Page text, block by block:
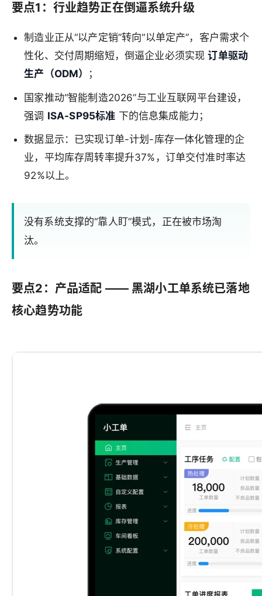
要点1：行业趋势正在倒逼系统升级
制造业正从“以产定销”转向“以单定产”，客户需求个
性化、交付周期缩短，倒逼企业必须实现订单驱动
生产（ODM）
；
国家推动“智能制造2026”与工业互联网平台建设，
强调 ISA-SP95标准 下的信息集成能力；
数据显示：已实现订单-计划-库存一体化管理的企
业，平均库存周转率提升37%，订单交付准时率达
92%以上。
没有系统支撑的“靠人盯”模式，正在被市场淘
汰。
要点2：产品适配 —— 黑湖小工单系统已落地
核心趋势功能